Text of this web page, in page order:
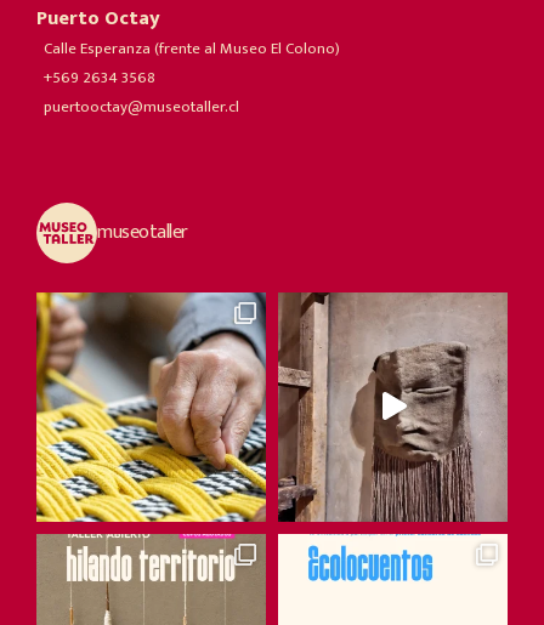
Puerto Octay
Calle Esperanza (frente al Museo El Colono)
+569 2634 3568
puertooctay@museotaller.cl
museotaller